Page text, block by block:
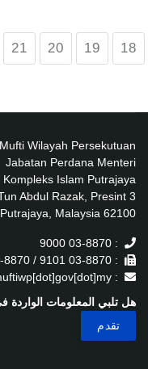
18
19
20
21
Wilayah Persekutuan
Jabatan Perdana Menteri
Islam Putrajaya
Abdul Razak, Presint 3
62100 Putrajaya, Malaysia.
: 03-8870 9000
: 03-8870 9101 / 03-8870 9102
: ukk[at]muftiwp[dot]gov[dot]my
هل تلبي المعلومات الواردة